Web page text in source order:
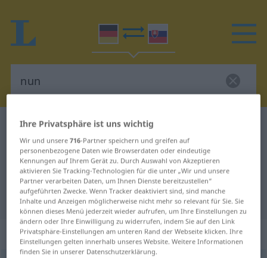
Deutsch-Slowakisch Wörterbuch
Deutsch-Slowakisch Übersetzung
für "nun"
"nun" Slowakisch Übersetzung
„nun“
Ihre Privatsphäre ist uns wichtig
Wir und unsere716-Partner speichern und greifen auf
personenbezogene Daten wie Browserdaten oder eindeutige
Kennungen auf Ihrem Gerät zu. Durch Auswahl von Akzeptieren
aktivieren Sie Tracking-Technologien für die unter „Wir und unsere
Partner verarbeiten Daten, um Ihnen Dienste bereitzustellen“
aufgeführten Zwecke. Wenn Tracker deaktiviert sind, sind manche
Inhalte und Anzeigen möglicherweise nicht mehr so relevant für Sie. Sie
können dieses Menü jederzeit wieder aufrufen, um Ihre Einstellungen zu
ändern oder Ihre Einwilligung zu widerrufen, indem Sie auf den Link
Privatsphäre-Einstellungen am unteren Rand der Webseite klicken. Ihre
Einstellungen gelten innerhalb unseres Website. Weitere Informationen
finden Sie in unserer Datenschutzerklärung.